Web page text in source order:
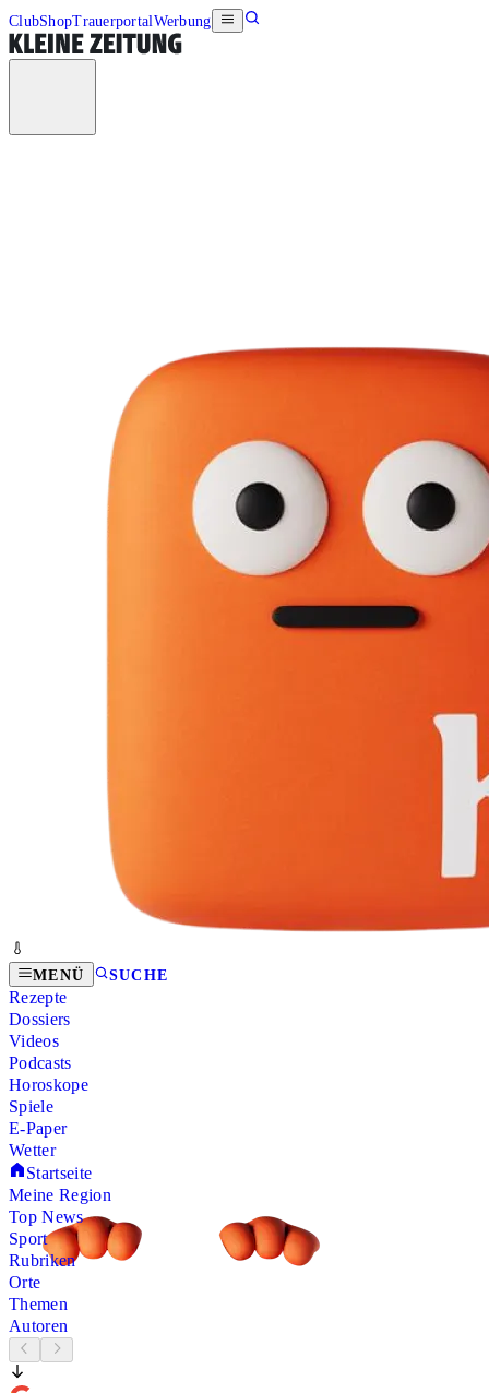
ClubShopTrauerportalWerbung
MENÜ SUCHE
Rezepte
Dossiers
Videos
Podcasts
Horoskope
Spiele
E-Paper
Wetter
Startseite
Meine Region
Top News
Sport
Rubriken
Orte
Themen
Autoren